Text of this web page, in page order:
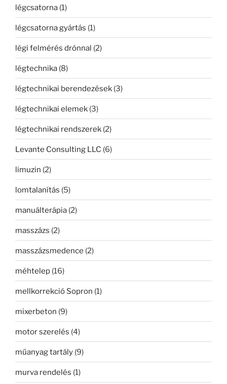
légcsatorna (1)
légcsatorna gyártás (1)
légi felmérés drónnal (2)
légtechnika (8)
légtechnikai berendezések (3)
légtechnikai elemek (3)
légtechnikai rendszerek (2)
Levante Consulting LLC (6)
limuzin (2)
lomtalanítás (5)
manuálterápia (2)
masszázs (2)
masszázsmedence (2)
méhtelep (16)
mellkorrekció Sopron (1)
mixerbeton (9)
motor szerelés (4)
műanyag tartály (9)
murva rendelés (1)